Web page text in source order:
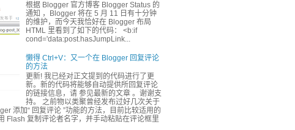
根据 Blogger 官方博客 Blogger Status 的
通知 ，Blogger 将在 5 月 11 日有十分钟
的维护，而今天我恰好在 Blogger 布局
HTML 里看到了如下的代码： <b:if
cond='data:post.hasJumpLink...
懒得 Ctrl+V：又一个在 Blogger 回复评论
的方法
更新! 我已经对正文提到的代码进行了更
新。新的代码将能够自动提供所回复评论
的链接信息，请 参见最新的文章 。谢谢支
持。 之前物以类聚曾经发布过好几次关于
添加“ 回复评论 ”功能的方法，目前比较适用的
Flash 复制评论者名字，并手动粘贴在评论框里